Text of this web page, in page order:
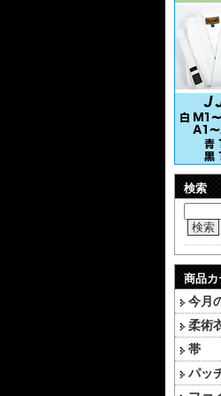
検索
検索
商品カ
今月
柔術
帯
パッ